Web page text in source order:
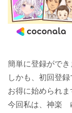
簡単に登録ができ
しかも、初回登
お得に始められま
今回私は、神楽